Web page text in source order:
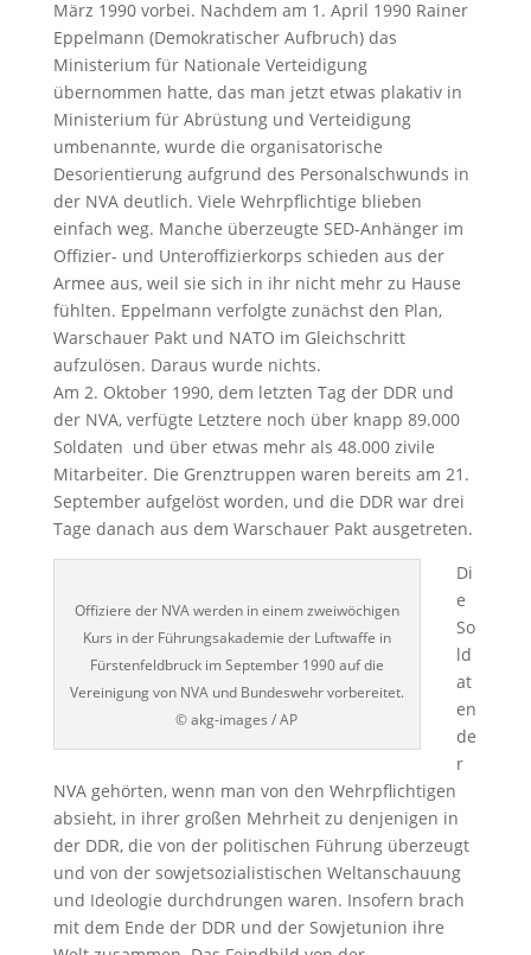
März 1990 vorbei. Nachdem am 1. April 1990 Rainer
Eppelmann (Demokratischer Aufbruch) das
Ministerium für Nationale Verteidigung
übernommen hatte, das man jetzt etwas plakativ in
Ministerium für Abrüstung und Verteidigung
umbenannte, wurde die organisatorische
Desorientierung aufgrund des Personalschwunds in
der NVA deutlich. Viele Wehrpflichtige blieben
einfach weg. Manche überzeugte SED-Anhänger im
Offizier- und Unteroffizierkorps schieden aus der
Armee aus, weil sie sich in ihr nicht mehr zu Hause
fühlten. Eppelmann verfolgte zunächst den Plan,
Warschauer Pakt und NATO im Gleichschritt
aufzulösen. Daraus wurde nichts.
Am 2. Oktober 1990, dem letzten Tag der DDR und
der NVA, verfügte Letztere noch über knapp 89.000
Soldaten und über etwas mehr als 48.000 zivile
Mitarbeiter. Die Grenztruppen waren bereits am 21.
September aufgelöst worden, und die DDR war drei
Tage danach aus dem Warschauer Pakt ausgetreten.
Offiziere der NVA werden in einem zweiwöchigen
Kurs in der Führungsakademie der Luftwaffe in
Fürstenfeldbruck im September 1990 auf die
Vereinigung von NVA und Bundeswehr vorbereitet.
© akg-images / AP
Di
e
So
ld
at
en
de
r
NVA gehörten, wenn man von den Wehrpflichtigen
absieht, in ihrer großen Mehrheit zu denjenigen in
der DDR, die von der politischen Führung überzeugt
und von der sowjetsozialistischen Weltanschauung
und Ideologie durchdrungen waren. Insofern brach
mit dem Ende der DDR und der Sowjetunion ihre